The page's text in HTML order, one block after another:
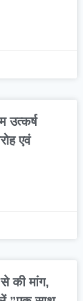
उत्कर्ष
एवं
की मांग,